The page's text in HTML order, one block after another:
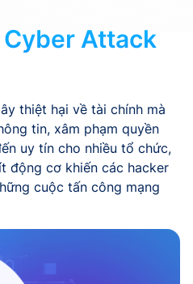
Attack
thiệt hại về tài chính mà
tin, xâm phạm quyền
uy tín cho nhiều tổ chức,
động cơ khiến các hacker
cuộc tấn công mạng